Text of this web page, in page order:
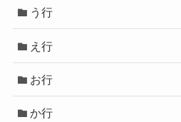
う行
え行
お行
か行